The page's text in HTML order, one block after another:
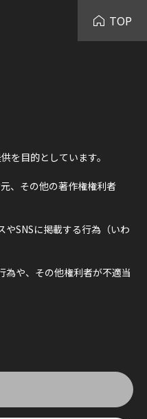
TOP
を目的としています。
、その他の著作権権利者
SNSに掲載する行為（いわ
為や、その他権利者が不適当